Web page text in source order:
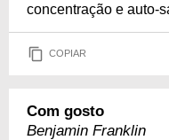
concentração e auto-
COPIAR
Com gosto
Benjamin Franklin